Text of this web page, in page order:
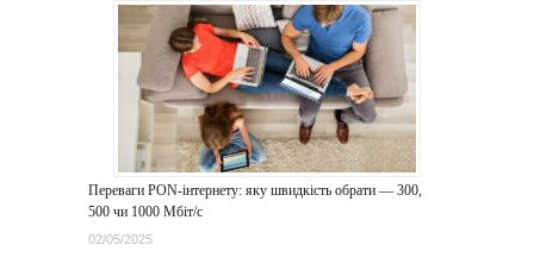
Переваги PON-інтернету: яку швидкість обрати — 300,
500 чи 1000 Мбіт/с
02/05/2025